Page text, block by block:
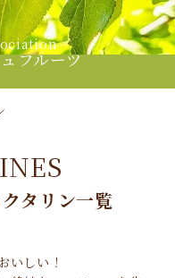
フルーツ
タリン一覧
いしい！